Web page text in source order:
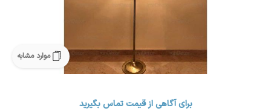
موارد مشابه
برای آگاهی از قیمت تماس بگیرید